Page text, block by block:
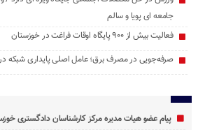
جامعه ‌ای پویا و سالم
فعالیت بیش از ۹۰۰ پایگاه اوقات فراغت در خوزستان
صرفه‌جویی در مصرف برق؛ عامل اصلی پایداری شبکه در
پیام عضو هیات مدیره مرکز کارشناسان دادگستری